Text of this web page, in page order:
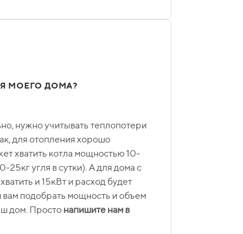
МОЕГО ДОМА?
нужно учитывать теплопотери
для отопления хорошо
хватить котла мощностью 10-
25кг угля в сутки). А для дома с
и 15кВт и расход будет
подобрать мощность и объем
дом. Просто напишите нам в